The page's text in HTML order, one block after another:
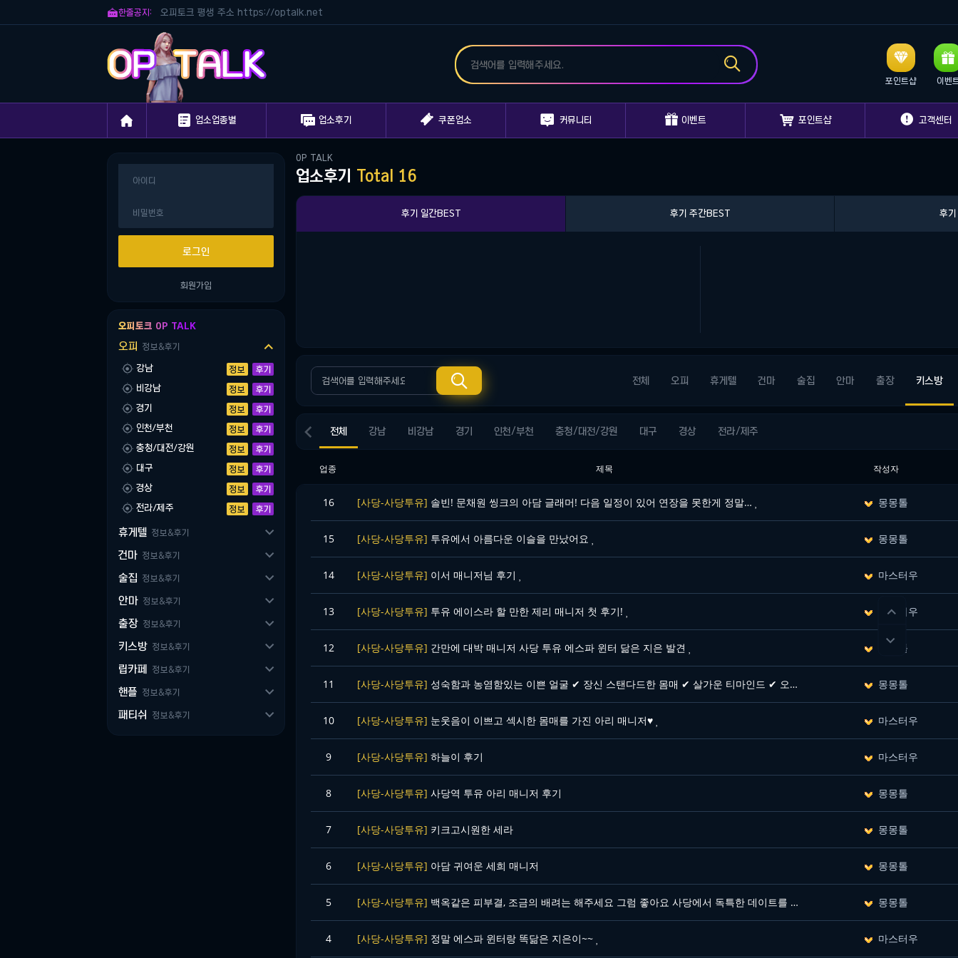
한줄공지: 오피토크 평생 주소 https://optalk.net
 
포인트샵

이벤
  업소업종별  업소후기  쿠폰업소  커뮤니티  이벤트  포인트샵  고객센터
회원가입
오피토크 OP TALK
오피 정보&후기 
 강남 정보 후기
 비강남 정보 후기
 경기 정보 후기
 인천/부천 정보 후기
 충청/대전/강원 정보 후기
 대구 정보 후기
 경상 정보 후기
 전라/제주 정보 후기
휴게텔 정보&후기 
건마 정보&후기 
술집 정보&후기 
안마 정보&후기 
출장 정보&후기 
키스방 정보&후기 
립카페 정보&후기 
핸플 정보&후기 
패티쉬 정보&후기 
OP TALK
업소후기 Total 16
후기 일간BEST 후기 주간BEST 후
 전체 오피 휴게텔 건마 술집 안마 출장 키스방
 전체 강남 비강남 경기 인천/부천 충청/대전/강원 대구 경상 전라/제주
업종 제목 작성자
16 [사당-사당투유] 솔빈! 문채원 씽크의 아담 글래머! 다음 일정이 있어 연장을 못한게 정말… 몽몽톨
15 [사당-사당투유] 투유에서 아름다운 이슬을 만났어요 몽몽톨
14 [사당-사당투유] 이서 매니저님 후기 마스터우
13 [사당-사당투유] 투유 에이스라 할 만한 제리 매니저 첫 후기! 마스터우
12 [사당-사당투유] 간만에 대박 매니저 사당 투유 에스파 윈터 닮은 지은 발견 몽몽톨
11 [사당-사당투유] 성숙함과 농염함있는 이쁜 얼굴 ✔ 장신 스탠다드한 몸매 ✔ 살가운 티마인드 ✔ 오빠들 마음 잘 아아주는 매력… 몽몽톨
10 [사당-사당투유] 눈웃음이 이쁘고 섹시한 몸매를 가진 아리 매니저♥ 마스터우
9 [사당-사당투유] 하늘이 후기 마스터우
8 [사당-사당투유] 사당역 투유 아리 매니저 후기 몽몽톨
7 [사당-사당투유] 키크고시원한 세라 몽몽톨
6 [사당-사당투유] 아담 귀여운 세희 매니저 몽몽톨
5 [사당-사당투유] 백옥같은 피부결, 조금의 배려는 해주세요 그럼 좋아요 사당에서 독특한 데이트를 즐기고 왔습니다 몽몽톨
4 [사당-사당투유] 정말 에스파 윈터랑 똑닮은 지은이~~ 마스터우

